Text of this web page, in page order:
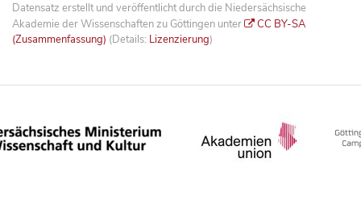
Datensatz erstellt und veröffentlicht durch die Niedersächsische
Akademie der Wissenschaften zu Göttingen unter
CC BY-SA
(Zusammenfassung) (Details: Lizenzierung)